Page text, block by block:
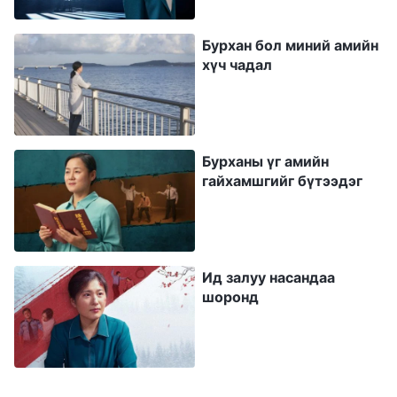
та нар хууль зөрчиж байгаа хэрэг. Бурханд
итгэхийг Нам зөвшөөрдөггүй боловч та нар
Намын нутаг дэвсгэрт Бурханд итгэж
зүрхэлсээр байна. Энэ бол Намтай
тэмцэлдэж байгаа хэрэг. Та нар үхэхийг
хүссэн бололтой!” гэсэн юм. “Итгэл
үнэмшлийн эрх чөлөө хуулиар баталгаажсан
биз дээ?” гэж намайг асуухад тэд инээлдэн,
“Чи их гэнэн юм аа! Итгэл үнэмшлийн эрх
чөлөө бол зүгээр л гадаадынханд харуулахын
тулд байдаг, харин итгэгчид та нар ийм юм
хүртдэг!” гэж хэлмэгцээ нүүрэн дундуур
алгадсан бөгөөд эмэгтэй цагдаа ирж, гар луу
Бурхан бол миний амийн
хүч чадал
Бурханы үг амийн
гайхамшгийг бүтээдэг
Ид залуу насандаа
шоронд